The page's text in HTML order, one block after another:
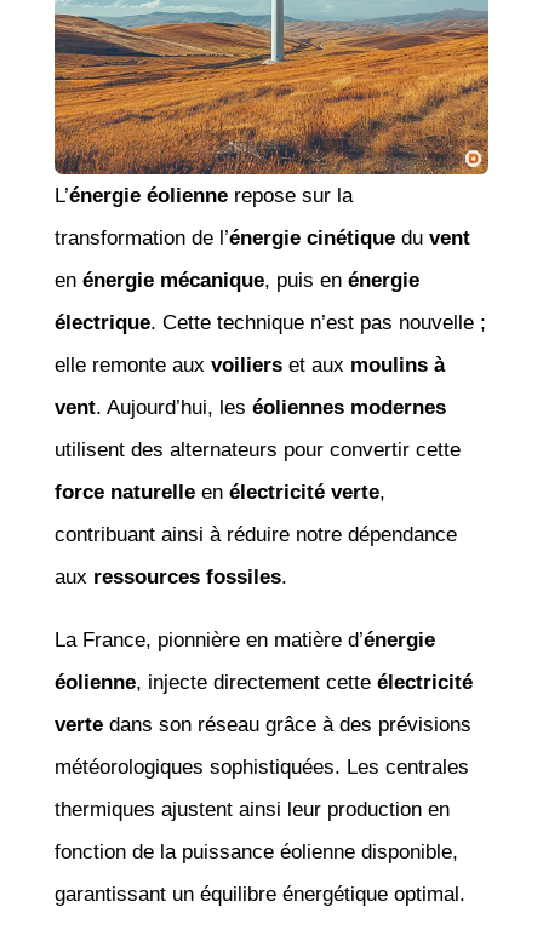
L’énergie éoliennerepose sur la
transformation de l’énergie cinétiquedu vent
en énergie mécanique, puis en énergie
électrique. Cette technique n’est pas nouvelle ;
elle remonte aux voilierset aux moulins à
vent. Aujourd’hui, les éoliennes modernes
utilisent des alternateurs pour convertir cette
force naturelleen électricité verte,
contribuant ainsi à réduire notre dépendance
aux ressources fossiles.
La France, pionnière en matière d’énergie
éolienne, injecte directement cette électricité
vertedans son réseau grâce à des prévisions
météorologiques sophistiquées. Les centrales
thermiques ajustent ainsi leur production en
fonction de la puissance éolienne disponible,
garantissant un équilibre énergétique optimal.